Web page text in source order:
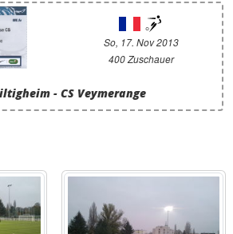
So, 17. Nov 2013
400 Zuschauer
- CS Veymerange